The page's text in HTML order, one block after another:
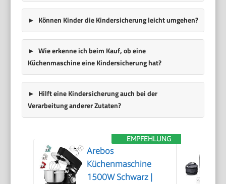
Können Kinder die Kindersicherung leicht umgehen?
Wie erkenne ich beim Kauf, ob eine
Küchenmaschine eine Kindersicherung hat?
Hilft eine Kindersicherung auch bei der
Verarbeitung anderer Zutaten?
EMPFEHLUNG
Arebos
Küchenmaschine
1500W Schwarz |